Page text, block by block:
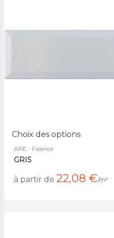
Choix des options
APE - Faience
GRIS
à partir de 22,08 €/m²